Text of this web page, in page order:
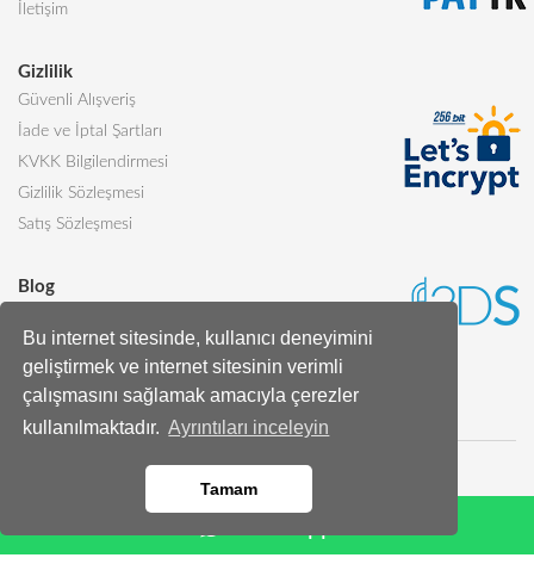
Bu internet sitesinde, kullanıcı deneyimini
geliştirmek ve internet sitesinin verimli
çalışmasını sağlamak amacıyla çerezler
kullanılmaktadır. Ayrıntıları inceleyin
Tamam
İletişim
Gizlilik
Güvenli Alışveriş
İade ve İptal Şartları
KVKK Bilgilendirmesi
Gizlilik Sözleşmesi
Satış Sözleşmesi
Blog
Butik Pasta Nedir?
Tüm Blog Yazıları